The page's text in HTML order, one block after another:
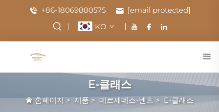
+86-18069880575
[email protected]
KO
E-클래스
홈페이지 > 제품 > 메르세데스-벤츠 > E-클래스